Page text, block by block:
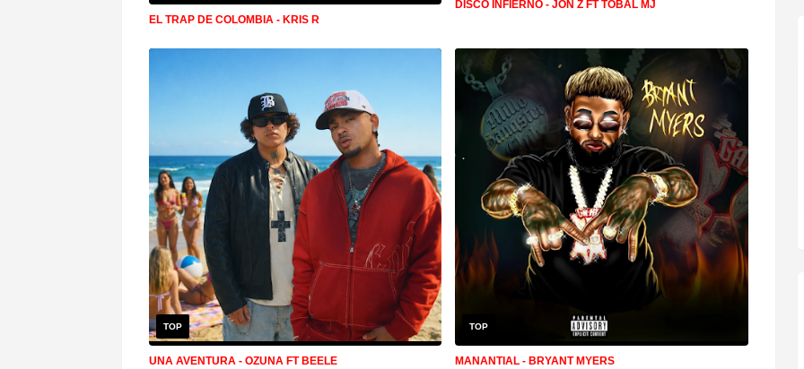
EL TRAP DE COLOMBIA - KRIS R
DISCO INFIERNO - JON Z FT TOBAL MJ
TOP
UNA AVENTURA - OZUNA FT BEELE
TOP
MANANTIAL - BRYANT MYERS